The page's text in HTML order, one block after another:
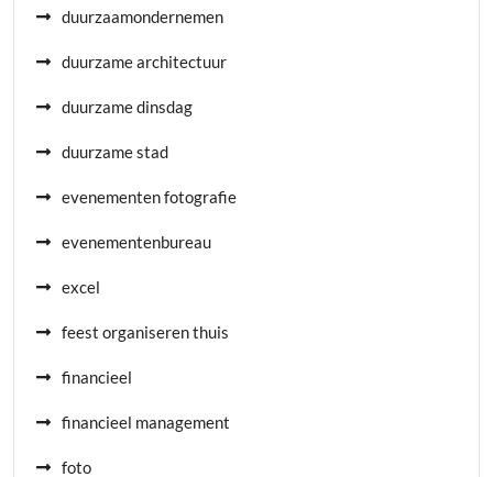
duurzaamondernemen
duurzame architectuur
duurzame dinsdag
duurzame stad
evenementen fotografie
evenementenbureau
excel
feest organiseren thuis
financieel
financieel management
foto